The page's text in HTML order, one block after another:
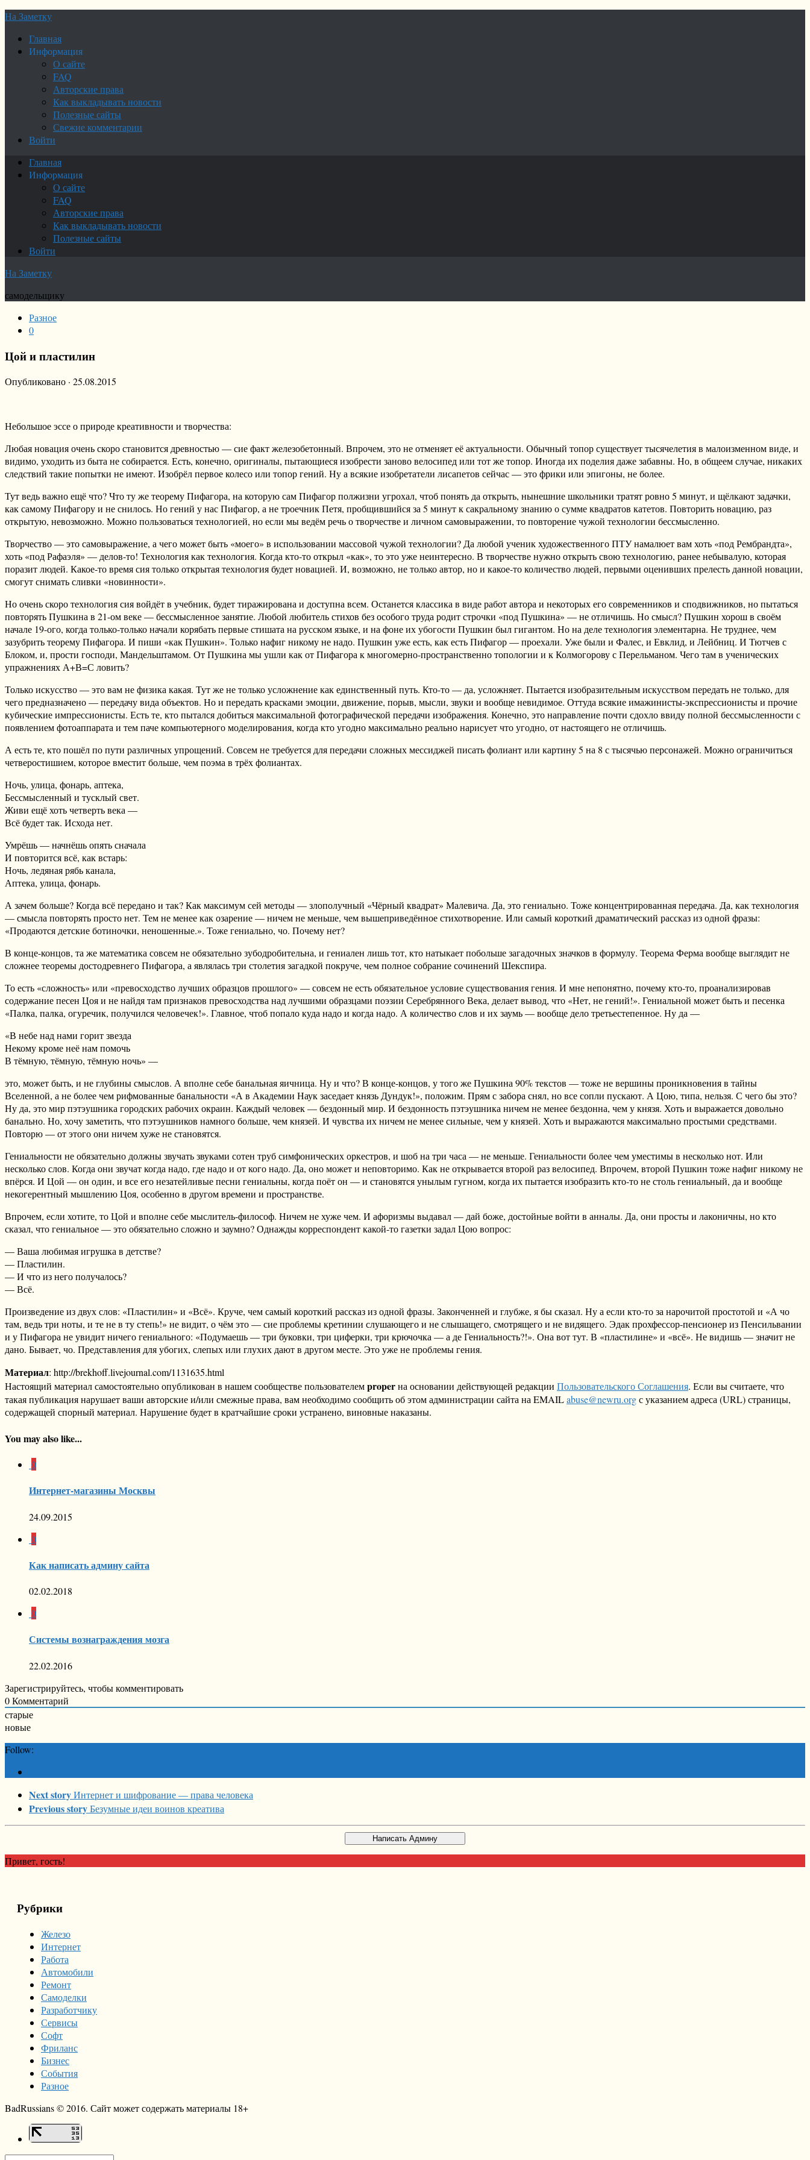
На Заметку
Главная
Информация
О сайте
FAQ
Авторские права
Как выкладывать новости
Полезные сайты
Свежие комментарии
Войти
Главная
Информация
О сайте
FAQ
Авторские права
Как выкладывать новости
Полезные сайты
Войти
На Заметку
самодельщику
Разное
0
Цой и пластилин
Опубликовано · 25.08.2015
Небольшое эссе о природе креативности и творчества:
Любая новация очень скоро становится древностью — сие факт железобетонный. Впрочем, это не отменяет её актуальности. Обычный топор существует тысячелетия в малоизменном виде, и
видимо, уходить из быта не собирается. Есть, конечно, оригиналы, пытающиеся изобрести заново велосипед или тот же топор. Иногда их поделия даже забавны. Но, в общеем случае, никаких
следствий такие попытки не имеют. Изобрёл первое колесо или топор гений. Ну а всякие изобретатели лисапетов сейчас — это фрики или эпигоны, не более.
Тут ведь важно ещё что? Что ту же теорему Пифагора, на которую сам Пифагор полжизни угрохал, чтоб понять да открыть, нынешние школьники тратят ровно 5 минут, и щёлкают задачки,
как самому Пифагору и не снилось. Но гений у нас Пифагор, а не троечник Петя, пробщившийся за 5 минут к сакральному знанию о сумме квадратов катетов. Повторить новацию, раз
открытую, невозможно. Можно пользоваться технологией, но если мы ведём речь о творчестве и личном самовыражении, то повторение чужой технологии бессмысленно.
Творчество — это самовыражение, а чего может быть «моего» в использовании массовой чужой технологии? Да любой ученик художественного ПТУ намалюет вам хоть «под Рембрандта»,
хоть «под Рафаэля» — делов-то! Технология как технология. Когда кто-то открыл «как», то это уже неинтересно. В творчестве нужно открыть свою технологию, ранее небывалую, которая
поразит людей. Какое-то время сия только открытая технология будет новацией. И, возможно, не только автор, но и какое-то количество людей, первыми оценивших прелесть данной новации,
смогут снимать сливки «новинности».
Но очень скоро технология сия войдёт в учебник, будет тиражирована и доступна всем. Останется классика в виде работ автора и некоторых его современников и сподвижников, но пытаться
повторять Пушкина в 21-ом веке — бессмысленное занятие. Любой любитель стихов без особого труда родит строчки «под Пушкина» — не отличишь. Но смысл? Пушкин хорош в своём
начале 19-ого, когда только-только начали корябать первые стишата на русском языке, и на фоне их убогости Пушкин был гигантом. Но на деле технология элементарна. Не труднее, чем
зазубрить теорему Пифагора. И пиши «как Пушкин». Только нафиг никому не надо. Пушкин уже есть, как есть Пифагор — проехали. Уже были и Фалес, и Евклид, и Лейбниц. И Тютчев с
Блоком, и, прости господи, Мандельштамом. От Пушкина мы ушли как от Пифагора к многомерно-пространственно топологии и к Колмогорову с Перельманом. Чего там в ученических
упражнениях А+В=С ловить?
Только искусство — это вам не физика какая. Тут же не только усложнение как единственный путь. Кто-то — да, усложняет. Пытается изобразительным искусством передать не только, для
чего предназначено — передачу вида объектов. Но и передать красками эмоции, движение, порыв, мысли, звуки и вообще невидимое. Оттуда всякие имажинисты-экспрессионисты и прочие
кубические импрессионисты. Есть те, кто пытался добиться максимальной фотографической передачи изображения. Конечно, это направление почти сдохло ввиду полной бессмысленности с
появлением фотоаппарата и тем паче компьютерного моделирования, когда кто угодно максимально реально нарисует что угодно, от настоящего не отличишь.
А есть те, кто пошёл по пути различных упрощений. Совсем не требуется для передачи сложных мессиджей писать фолиант или картину 5 на 8 с тысячью персонажей. Можно ограничиться
четверостишием, которое вместит больше, чем поэма в трёх фолиантах.
Ночь, улица, фонарь, аптека,
Бессмысленный и тусклый свет.
Живи ещё хоть четверть века —
Всё будет так. Исхода нет.
Умрёшь — начнёшь опять сначала
И повторится всё, как встарь:
Ночь, ледяная рябь канала,
Аптека, улица, фонарь.
А зачем больше? Когда всё передано и так? Как максимум сей методы — злополучный «Чёрный квадрат» Малевича. Да, это гениально. Тоже концентрированная передача. Да, как технология
— смысла повторять просто нет. Тем не менее как озарение — ничем не меньше, чем вышеприведённое стихотворение. Или самый короткий драматический рассказ из одной фразы:
«Продаются детские ботиночки, неношенные.». Тоже гениально, чо. Почему нет?
В конце-концов, та же математика совсем не обязательно зубодробительна, и гениален лишь тот, кто натыкает побольше загадочных значков в формулу. Теорема Ферма вообще выглядит не
сложнее теоремы достодревнего Пифагора, а являлась три столетия загадкой покруче, чем полное собрание сочинений Шекспира.
То есть «сложность» или «превосходство лучших образцов прошлого» — совсем не есть обязательное условие существования гения. И мне непонятно, почему кто-то, проанализировав
содержание песен Цоя и не найдя там признаков превосходства над лучшими образцами поэзии Серебрянного Века, делает вывод, что «Нет, не гений!». Гениальной может быть и песенка
«Палка, палка, огуречик, получился человечек!». Главное, чтоб попало куда надо и когда надо. А количество слов и их заумь — вообще дело третьестепенное. Ну да —
«В небе над нами горит звезда
Некому кроме неё нам помочь
В тёмную, тёмную, тёмную ночь» —
это, может быть, и не глубины смыслов. А вполне себе банальная яичница. Ну и что? В конце-концов, у того же Пушкина 90% текстов — тоже не вершины проникновения в тайны
Вселенной, а не более чем рифмованные банальности «А в Академии Наук заседает князь Дундук!», положим. Прям с забора снял, но все сопли пускают. А Цою, типа, нельзя. С чего бы это?
Ну да, это мир пэтэушника городских рабочих окраин. Каждый человек — бездонный мир. И бездонность пэтэушника ничем не менее бездонна, чем у князя. Хоть и выражается довольно
банально. Но, хочу заметить, что пэтэушников намного больше, чем князей. И чувства их ничем не менее сильные, чем у князей. Хоть и выражаются максимально простыми средствами.
Повторю — от этого они ничем хуже не становятся.
Гениальности не обязательно должны звучать звуками сотен труб симфонических оркестров, и шоб на три часа — не меньше. Гениальности более чем уместимы в несколько нот. Или
несколько слов. Когда они звучат когда надо, где надо и от кого надо. Да, оно может и неповторимо. Как не открывается второй раз велосипед. Впрочем, второй Пушкин тоже нафиг никому не
впёрся. И Цой — он один, и все его незатейливые песни гениальны, когда поёт он — и становятся унылым гугном, когда их пытается изобразить кто-то не столь гениальный, да и вообще
некогерентный мышлению Цоя, особенно в другом времени и пространстве.
Впрочем, если хотите, то Цой и вполне себе мыслитель-философ. Ничем не хуже чем. И афоризмы выдавал — дай боже, достойные войти в анналы. Да, они просты и лаконичны, но кто
сказал, что гениальное — это обязательно сложно и заумно? Однажды корреспондент какой-то газетки задал Цою вопрос:
— Ваша любимая игрушка в детстве?
— Пластилин.
— И что из него получалось?
— Всё.
Произведение из двух слов: «Пластилин» и «Всё». Круче, чем самый короткий рассказ из одной фразы. Законченней и глубже, я бы сказал. Ну а если кто-то за нарочитой простотой и «А чо
там, ведь три ноты, и те не в ту степь!» не видит, о чём это — сие проблемы кретинии слушающего и не слышащего, смотрящего и не видящего. Эдак прохфессор-пенсионер из Пенсильвании
и у Пифагора не увидит ничего гениального: «Подумаешь — три буковки, три циферки, три крючочка — а де Гениальность?!». Она вот тут. В «пластилине» и «всё». Не видишь — значит не
дано. Бывает, чо. Представления для убогих, слепых или глухих дают в другом месте. Это уже не проблемы гения.
Материал: http://brekhoff.livejournal.com/1131635.html
Настоящий материал самостоятельно опубликован в нашем сообществе пользователемproperна основании действующей редакции Пользовательского Соглашения. Если вы считаете, что
такая публикация нарушает ваши авторские и/или смежные права, вам необходимо сообщить об этом администрации сайта на EMAILabuse@newru.orgс указанием адреса (URL) страницы,
содержащей спорный материал. Нарушение будет в кратчайшие сроки устранено, виновные наказаны.
You may also like...
0
Интернет-магазины Москвы
24.09.2015
0
Как написать админу сайта
02.02.2018
0
Системы вознаграждения мозга
22.02.2016
Зарегистрируйтесь, чтобы комментировать
0Комментарий
старые
новые
Follow:
Next storyИнтернет и шифрование — права человека
Previous storyБезумные идеи воинов креатива
Привет, гость!
Рубрики
Железо
Интернет
Работа
Автомобили
Ремонт
Самоделки
Разработчику
Сервисы
Софт
Фриланс
Бизнес
События
Разное
BadRussians © 2016. Сайт может содержать материалы 18+